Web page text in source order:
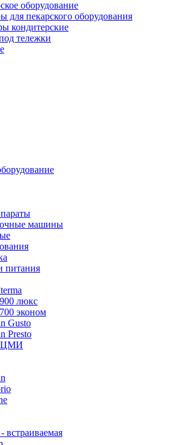
оборудование
для пекарского оборудования
кондитерские
тележки
машины
питания
люкс
эконом
Gusto
Presto
ЦМИ
встраиваемая